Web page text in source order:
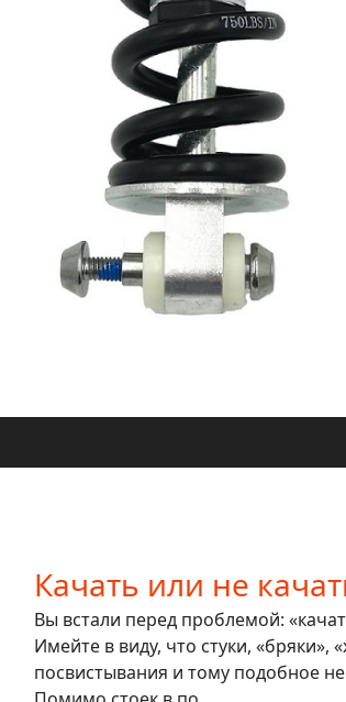
Качать или не
Вы встали перед проблемой:
Имейте в виду, что стуки, «бряки»,
посвистывания и тому подобное